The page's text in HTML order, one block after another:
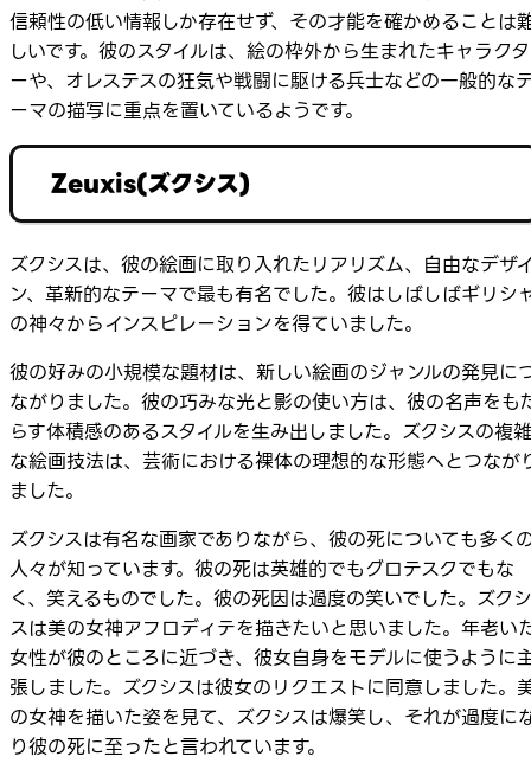
信頼性の低い情報しか存在せず、その才能を確かめることは
しいです。彼のスタイルは、絵の枠外から生まれたキャラクタ
ーや、オレステスの狂気や戦闘に駆ける兵士などの一般的な
ーマの描写に重点を置いているようです。
Zeuxis(ズクシス)
ズクシスは、彼の絵画に取り入れたリアリズム、自由なデザ
ン、革新的なテーマで最も有名でした。彼はしばしばギリシ
の神々からインスピレーションを得ていました。
彼の好みの小規模な題材は、新しい絵画のジャンルの発見に
ながりました。彼の巧みな光と影の使い方は、彼の名声をも
らす体積感のあるスタイルを生み出しました。ズクシスの複雑
な絵画技法は、芸術における裸体の理想的な形態へとつなが
ました。
ズクシスは有名な画家でありながら、彼の死についても多く
人々が知っています。彼の死は英雄的でもグロテスクでもな
く、笑えるものでした。彼の死因は過度の笑いでした。ズクシ
スは美の女神アフロディテを描きたいと思いました。年老い
女性が彼のところに近づき、彼女自身をモデルに使うように
張しました。ズクシスは彼女のリクエストに同意しました。
の女神を描いた姿を見て、ズクシスは爆笑し、それが過度に
り彼の死に至ったと言われています。